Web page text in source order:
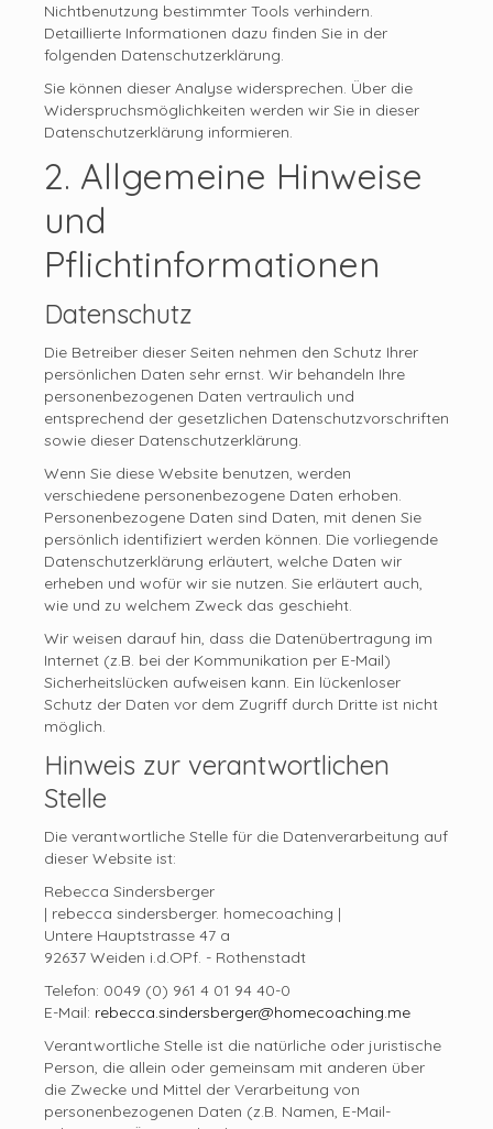
Nichtbenutzung bestimmter Tools verhindern.
Detaillierte Informationen dazu finden Sie in der
folgenden Datenschutzerklärung.
Sie können dieser Analyse widersprechen. Über die
Widerspruchsmöglichkeiten werden wir Sie in dieser
Datenschutzerklärung informieren.
2. Allgemeine Hinweise
und
Pflichtinformationen
Datenschutz
Die Betreiber dieser Seiten nehmen den Schutz Ihrer
persönlichen Daten sehr ernst. Wir behandeln Ihre
personenbezogenen Daten vertraulich und
entsprechend der gesetzlichen Datenschutzvorschriften
sowie dieser Datenschutzerklärung.
Wenn Sie diese Website benutzen, werden
verschiedene personenbezogene Daten erhoben.
Personenbezogene Daten sind Daten, mit denen Sie
persönlich identifiziert werden können. Die vorliegende
Datenschutzerklärung erläutert, welche Daten wir
erheben und wofür wir sie nutzen. Sie erläutert auch,
wie und zu welchem Zweck das geschieht.
Wir weisen darauf hin, dass die Datenübertragung im
Internet (z.B. bei der Kommunikation per E-Mail)
Sicherheitslücken aufweisen kann. Ein lückenloser
Schutz der Daten vor dem Zugriff durch Dritte ist nicht
möglich.
Hinweis zur verantwortlichen
Stelle
Die verantwortliche Stelle für die Datenverarbeitung auf
dieser Website ist:
Rebecca Sindersberger
| rebecca sindersberger. homecoaching |
Untere Hauptstrasse 47 a
92637 Weiden i.d.OPf. - Rothenstadt
Telefon: 0049 (0) 961 4 01 94 40-0
E-Mail: rebecca.sindersberger@homecoaching.me
Verantwortliche Stelle ist die natürliche oder juristische
Person, die allein oder gemeinsam mit anderen über
die Zwecke und Mittel der Verarbeitung von
personenbezogenen Daten (z.B. Namen, E-Mail-